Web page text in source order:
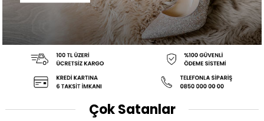
Çok Satanlar